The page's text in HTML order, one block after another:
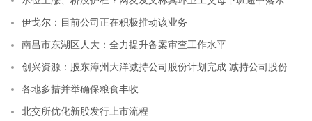
伊戈尔：目前公司正在积极推动该业务
南昌市东湖区人大：全力提升备案审查工作水平
各地多措并举确保粮食丰收
北交所优化新股发行上市流程